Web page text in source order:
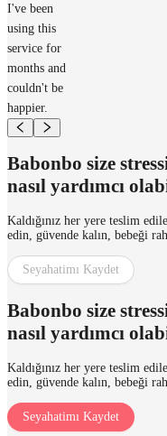
I've been
using this
service for
months and
couldn't be
happier.
Babonbo size
nasıl yardımcı
Kaldığınız her yere teslim
edin, güvende kalın, bebeği
Seyahatimı Kaydet
Babonbo size
nasıl yardımcı
Kaldığınız her yere teslim
edin, güvende kalın, bebeği
Seyahatimı Kaydet